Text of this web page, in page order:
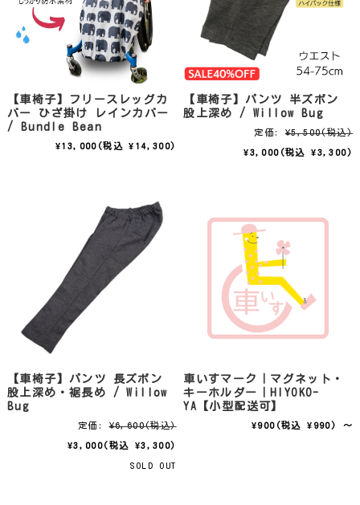
【車椅子】フリースレッグカ
バー ひざ掛け レインカバー
/ Bundle Bean
¥13,000 (税込 ¥14,300)
【車椅子】パンツ 半ズボン
股上深め / Willow Bug
定価: ¥5,500(税込)
¥3,000 (税込 ¥3,300)
【車椅子】パンツ 長ズボン
股上深め・裾長め / Willow
Bug
定価: ¥6,600(税込)
¥3,000(税込 ¥3,300)
SOLD OUT
車いすマーク｜マグネット・
キーホルダー｜HIYOKO-
YA【小型配送可】
¥900 (税込 ¥990) ～